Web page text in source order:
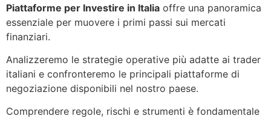
Piattaforme per Investire in Italia offre una panoramica
essenziale per muovere i primi passi sui mercati
finanziari.
Analizzeremo le strategie operative più adatte ai trader
italiani e confronteremo le principali piattaforme di
negoziazione disponibili nel nostro paese.
Comprendere regole, rischi e strumenti è fondamentale